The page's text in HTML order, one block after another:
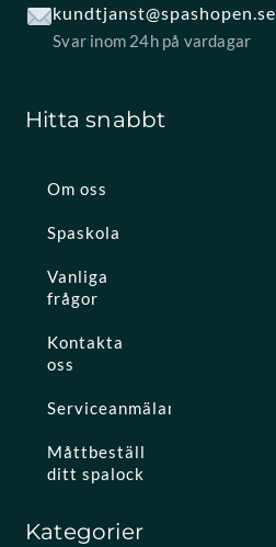
kundtjanst@spashopen.se
Svar inom 24h på vardagar
Hitta snabbt
Om oss
Spaskola
Vanliga
frågor
Kontakta
oss
Serviceanmälan
Måttbeställ
ditt spalock
Kategorier